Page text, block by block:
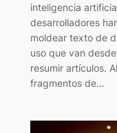
inteligencia
desarrolladores
moldear texto de
uso que van
resumir artículos.
fragmentos de…